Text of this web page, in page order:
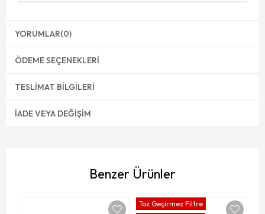
YORUMLAR(0)
ÖDEME SEÇENEKLERI
TESLIMAT BILGILERI
İADE VEYA DEĞIŞIM
Benzer Ürünler
Toz Geçirmez Filtre